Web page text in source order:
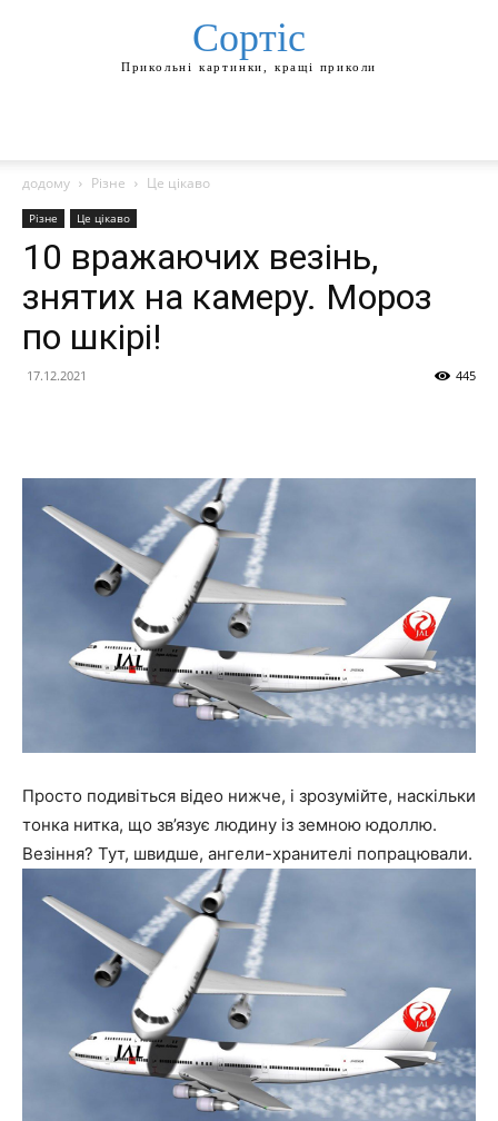
Сортіс
Прикольні картинки, кращі приколи
додому Різне Це цікаво
Різне Це цікаво
10 вражаючих везінь,
знятих на камеру. Мороз
по шкірі!
17.12.2021 445
Просто подивіться відео нижче, і зрозумійте, наскільки
тонка нитка, що зв’язує людину із земною юдоллю.
Везіння? Тут, швидше, ангели-хранителі попрацювали.